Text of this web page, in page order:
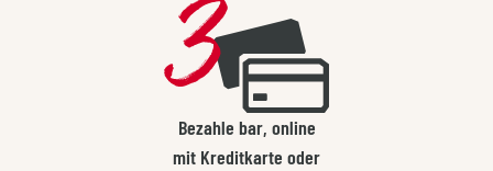
Bezahle bar, online
mit Kreditkarte oder